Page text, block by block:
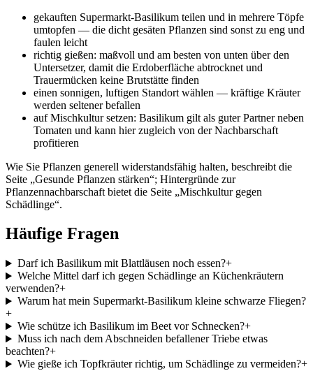
gekauften Supermarkt-Basilikum teilen und in mehrere Töpfe
umtopfen — die dicht gesäten Pflanzen sind sonst zu eng und
faulen leicht
richtig gießen: maßvoll und am besten von unten über den
Untersetzer, damit die Erdoberfläche abtrocknet und
Trauermücken keine Brutstätte finden
einen sonnigen, luftigen Standort wählen — kräftige Kräuter
werden seltener befallen
auf Mischkultur setzen: Basilikum gilt als guter Partner neben
Tomaten und kann hier zugleich von der Nachbarschaft
profitieren
Wie Sie Pflanzen generell widerstandsfähig halten, beschreibt die
Seite „Gesunde Pflanzen stärken“; Hintergründe zur
Pflanzennachbarschaft bietet die Seite „Mischkultur gegen
Schädlinge“.
Häufige Fragen
Darf ich Basilikum mit Blattläusen noch essen?+
Welche Mittel darf ich gegen Schädlinge an Küchenkräutern
verwenden?+
Warum hat mein Supermarkt-Basilikum kleine schwarze Fliegen?
+
Wie schütze ich Basilikum im Beet vor Schnecken?+
Muss ich nach dem Abschneiden befallener Triebe etwas
beachten?+
Wie gieße ich Topfkräuter richtig, um Schädlinge zu vermeiden?+